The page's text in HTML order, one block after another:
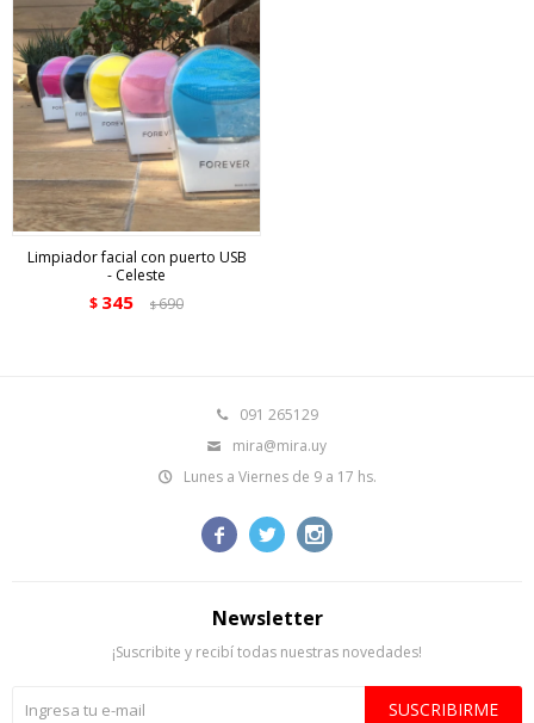
Limpiador facial con puerto USB
- Celeste
$ 345 $690
091 265129
mira@mira.uy
Lunes a Viernes de 9 a 17 hs.
  
Newsletter
¡Suscribite y recibí todas nuestras novedades!
SUSCRIBIRME